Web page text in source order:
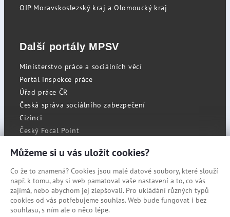
OIP Moravskoslezský kraj a Olomoucký kraj
Další portály MPSV
Ministerstvo práce a sociálních věcí
Portál inspekce práce
Úřad práce ČR
Česká správa sociálního zabezpečení
Cizinci
Český Focal Point
RSS
Cookies
Prohlášení o přístupnosti
Můžeme si u vás uložit cookies?
Co že to znamená? Cookies jsou malé datové soubory, které slouží
např. k tomu, aby si web pamatoval vaše nastavení a to, co vás
zajímá, nebo abychom jej zlepšovali. Pro ukládání různých typů
cookies od vás potřebujeme souhlas. Web bude fungovat i bez
souhlasu, s ním ale o něco lépe.